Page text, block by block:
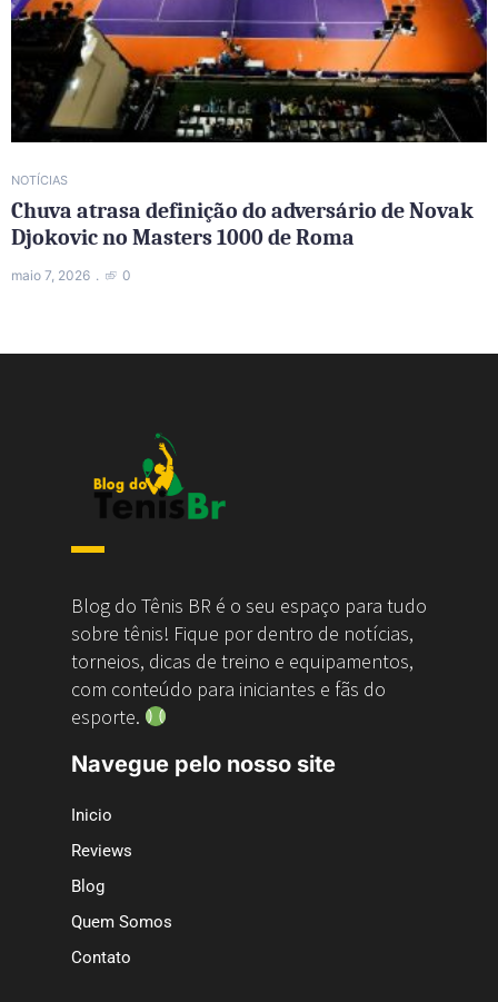
NOTÍCIAS
Chuva atrasa definição do adversário de Novak
Djokovic no Masters 1000 de Roma
maio 7, 2026 0
Blog do Tênis BR é o seu espaço para tudo
sobre tênis! Fique por dentro de notícias,
torneios, dicas de treino e equipamentos,
com conteúdo para iniciantes e fãs do
esporte.
Navegue pelo nosso site
Inicio
Reviews
Blog
Quem Somos
Contato